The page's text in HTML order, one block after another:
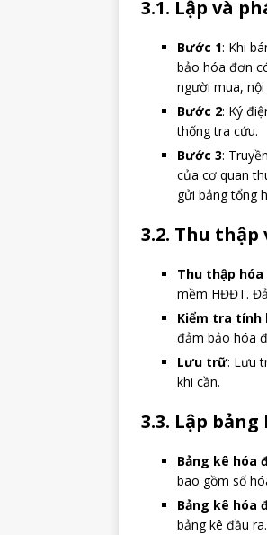
3.1. Lập và
Bước 1: Khi
bảo hóa đơn
người mua,
Bước 2: Ký
thống tra cứu.
Bước 3:
của cơ quan
gửi bảng tổng
3.2. Thu
Thu thập hóa
mềm HĐĐT.
Kiểm tra tính
đảm bảo hóa
Lưu trữ: Lưu
khi cần.
3.3. Lập
Bảng kê hóa
bao gồm số
Bảng kê hóa
bảng kê đầu